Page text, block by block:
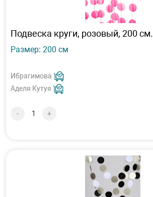
Подвеска круги, розовый, 200 см.
Размер: 200 см
Ибрагимова
Аделя Кутуя
- +